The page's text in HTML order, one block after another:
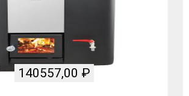
140557,00 ₽